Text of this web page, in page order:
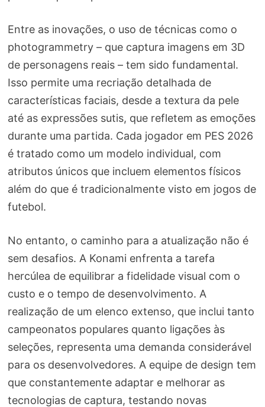
Entre as inovações, o uso de técnicas como o
photogrammetry – que captura imagens em 3D
de personagens reais – tem sido fundamental.
Isso permite uma recriação detalhada de
características faciais, desde a textura da pele
até as expressões sutis, que refletem as emoções
durante uma partida. Cada jogador em PES 2026
é tratado como um modelo individual, com
atributos únicos que incluem elementos físicos
além do que é tradicionalmente visto em jogos de
futebol.
No entanto, o caminho para a atualização não é
sem desafios. A Konami enfrenta a tarefa
hercúlea de equilibrar a fidelidade visual com o
custo e o tempo de desenvolvimento. A
realização de um elenco extenso, que inclui tanto
campeonatos populares quanto ligações às
seleções, representa uma demanda considerável
para os desenvolvedores. A equipe de design tem
que constantemente adaptar e melhorar as
tecnologias de captura, testando novas